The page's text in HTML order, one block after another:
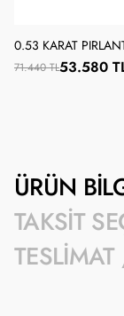
0.53 KARAT
71.440 TL53.580
ÜRÜN
TAKSIT